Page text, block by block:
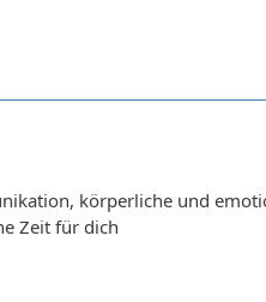
körperliche und
Zeit für dich